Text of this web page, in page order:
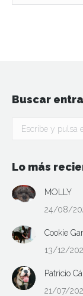
Buscar
Buscar:
Lo más
MOLLY
24/08/
Cookie
13/12/
Patricio
21/07/